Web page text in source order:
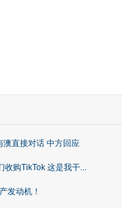
澳直接对话 中方回应
收购TikTok 这是我干...
发动机！